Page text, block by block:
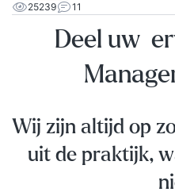
25239 11
Deel uw
Wij zijn altijd op
uit de praktijk,